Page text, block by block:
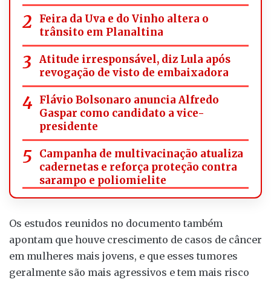
Feira da Uva e do Vinho altera o
trânsito em Planaltina
Atitude irresponsável, diz Lula após
revogação de visto de embaixadora
Flávio Bolsonaro anuncia Alfredo
Gaspar como candidato a vice-
presidente
Campanha de multivacinação atualiza
cadernetas e reforça proteção contra
sarampo e poliomielite
Os estudos reunidos no documento também
apontam que houve crescimento de casos de câncer
em mulheres mais jovens, e que esses tumores
geralmente são mais agressivos e tem mais risco